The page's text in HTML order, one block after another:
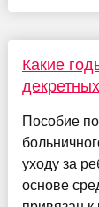
Какие
Пособие
уходу за
основе